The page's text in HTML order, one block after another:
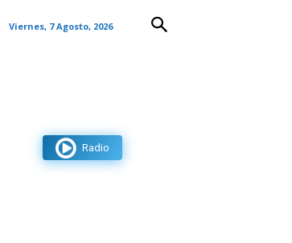
Viernes, 7 Agosto, 2026
Radio